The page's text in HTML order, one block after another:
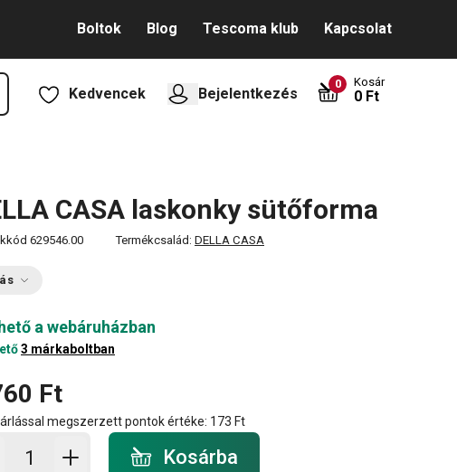
Boltok Blog Tescoma klub Kapcsolat
Kedvencek Bejelentkezés
0 Kosár
0 Ft
CASA laskonky sütőforma
629546.00 Termékcsalád: DELLA CASA
a webáruházban
3 márkaboltban
Ft
megszerzett pontok értéke: 173 Ft
Kosárba - mennyiség
Kosárba